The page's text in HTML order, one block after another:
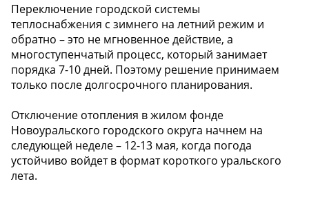
Переключение городской системы
теплоснабжения с зимнего на летний режим и
обратно – это не мгновенное действие, а
многоступенчатый процесс, который занимает
порядка 7-10 дней. Поэтому решение принимаем
только после долгосрочного планирования.
Отключение отопления в жилом фонде
Новоуральского городского округа начнем на
следующей неделе – 12-13 мая, когда погода
устойчиво войдет в формат короткого уральского
лета.